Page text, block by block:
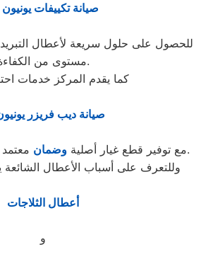
صيانة تكييفات يونيون
للحصول على حلول سريعة لأعطال التبريد
مستوى من الكفاءة.
كما يقدم المركز خدمات
صيانة ديب فريزر
مع توفير قطع غيار أصليةوضمان
معتمد بعد الانتهاء من الصيانة.
وللتعرف على أسباب الأعطال
أعطال الثلاجات
و